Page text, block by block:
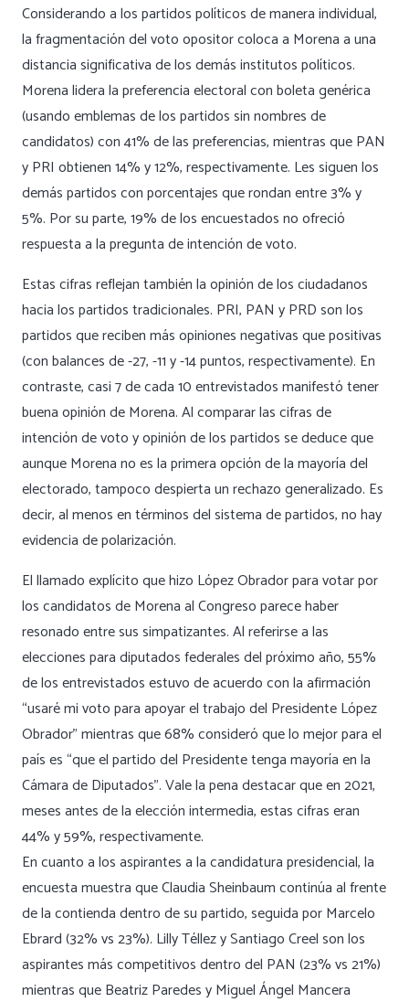
Considerando a los partidos políticos de manera individual,
la fragmentación del voto opositor coloca a Morena a una
distancia significativa de los demás institutos políticos.
Morena lidera la preferencia electoral con boleta genérica
(usando emblemas de los partidos sin nombres de
candidatos) con 41% de las preferencias, mientras que PAN
y PRI obtienen 14% y 12%, respectivamente. Les siguen los
demás partidos con porcentajes que rondan entre 3% y
5%. Por su parte, 19% de los encuestados no ofreció
respuesta a la pregunta de intención de voto.
Estas cifras reflejan también la opinión de los ciudadanos
hacia los partidos tradicionales. PRI, PAN y PRD son los
partidos que reciben más opiniones negativas que positivas
(con balances de -27, -11 y -14 puntos, respectivamente). En
contraste, casi 7 de cada 10 entrevistados manifestó tener
buena opinión de Morena. Al comparar las cifras de
intención de voto y opinión de los partidos se deduce que
aunque Morena no es la primera opción de la mayoría del
electorado, tampoco despierta un rechazo generalizado. Es
decir, al menos en términos del sistema de partidos, no hay
evidencia de polarización.
El llamado explícito que hizo López Obrador para votar por
los candidatos de Morena al Congreso parece haber
resonado entre sus simpatizantes. Al referirse a las
elecciones para diputados federales del próximo año, 55%
de los entrevistados estuvo de acuerdo con la afirmación
“usaré mi voto para apoyar el trabajo del Presidente López
Obrador” mientras que 68% consideró que lo mejor para el
país es “que el partido del Presidente tenga mayoría en la
Cámara de Diputados”. Vale la pena destacar que en 2021,
meses antes de la elección intermedia, estas cifras eran
44% y 59%, respectivamente.
En cuanto a los aspirantes a la candidatura presidencial, la
encuesta muestra que Claudia Sheinbaum continúa al frente
de la contienda dentro de su partido, seguida por Marcelo
Ebrard (32% vs 23%). Lilly Téllez y Santiago Creel son los
aspirantes más competitivos dentro del PAN (23% vs 21%)
mientras que Beatriz Paredes y Miguel Ángel Mancera